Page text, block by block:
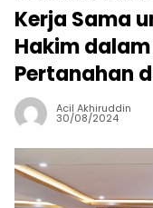
Kerja Sama
Hakim
Pertanahan
Acil Akhiruddin
30/08/2024